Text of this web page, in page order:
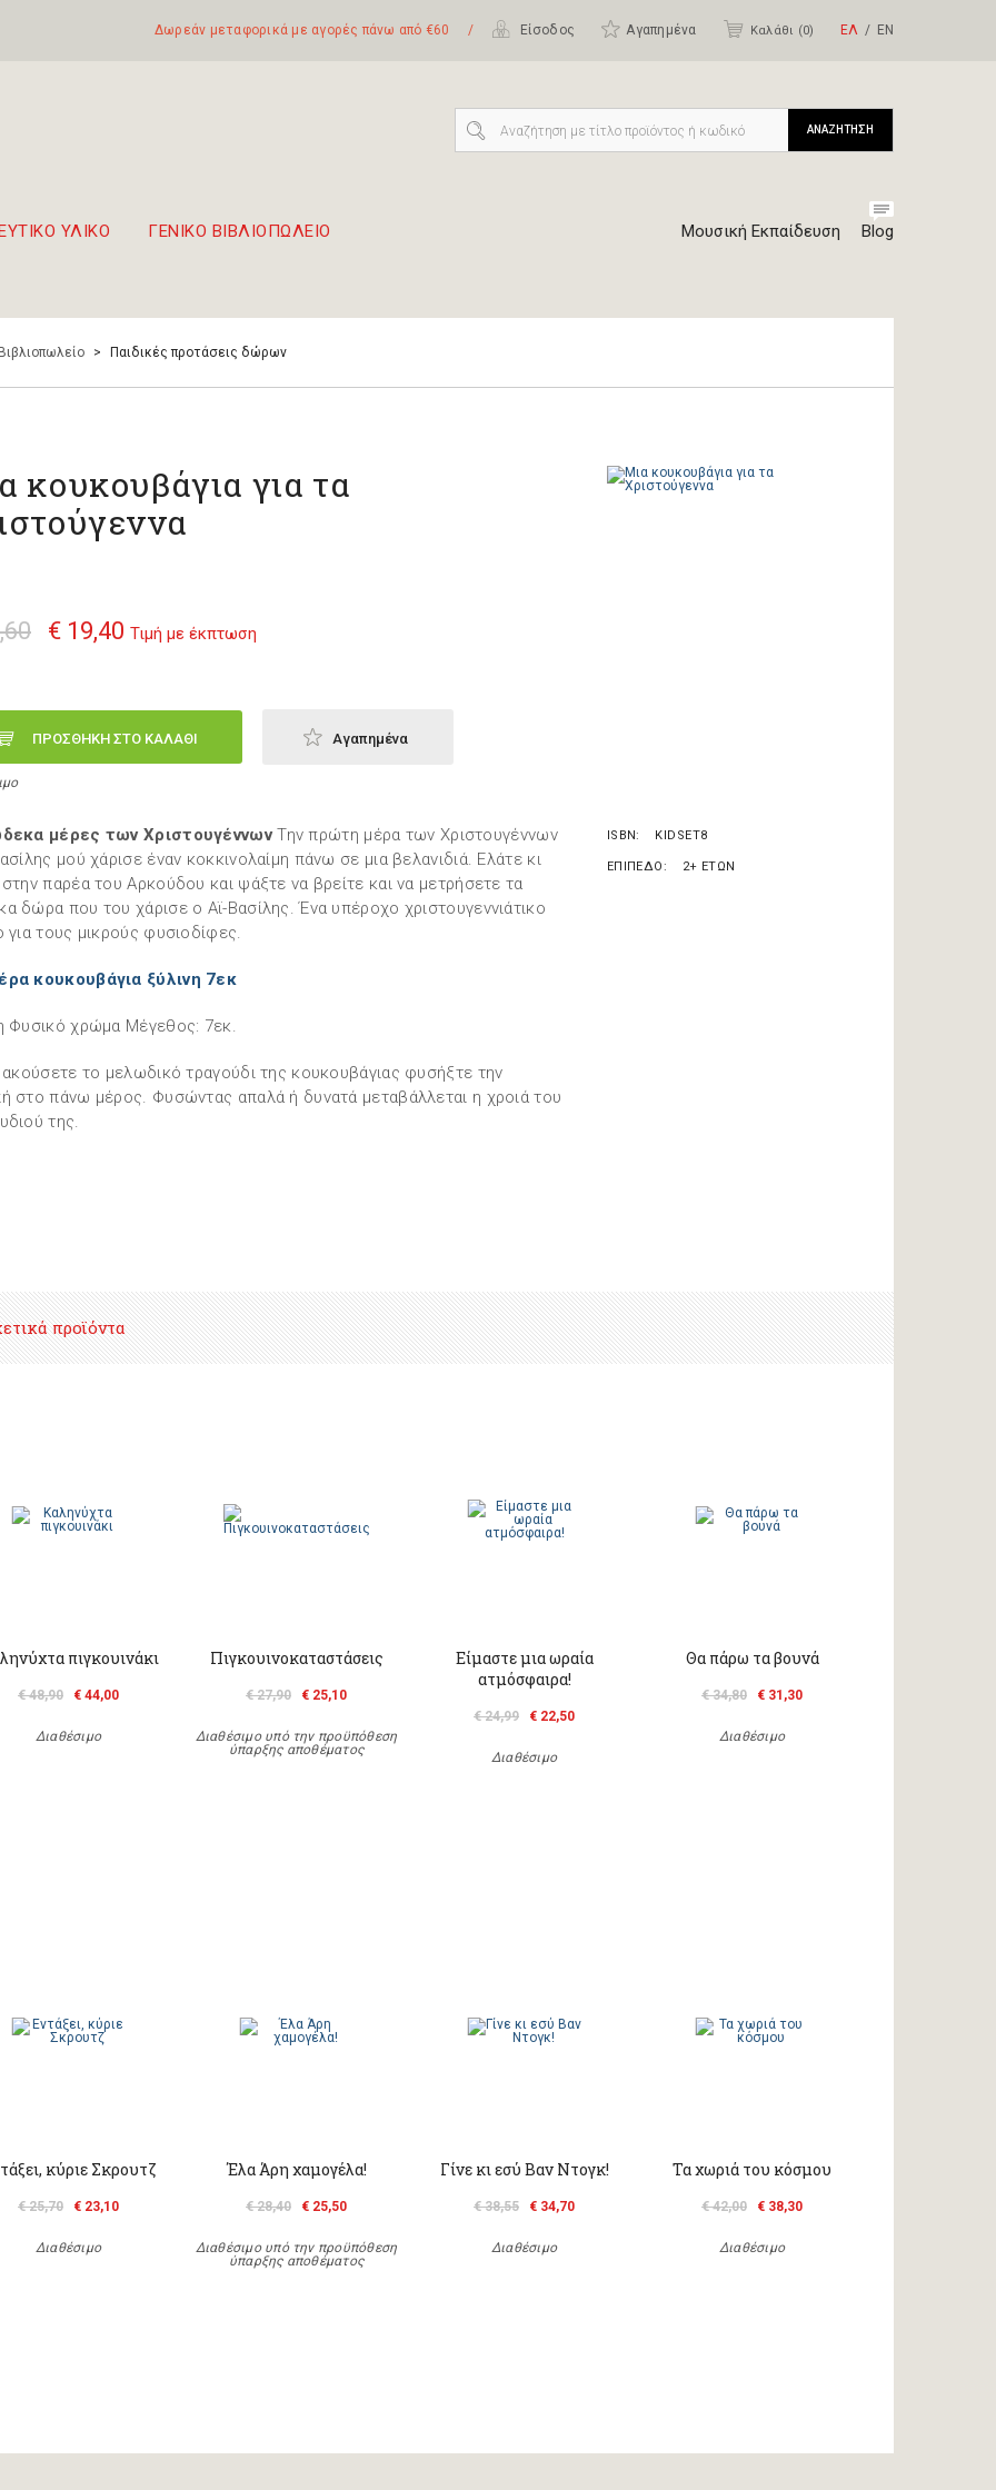
Δωρεάν μεταφορικά με αγορές πάνω από €60 / Είσοδος Αγαπημένα Καλάθι (0) ΕΛ ΕΝ
ΥΛΙΚΟ ΓΕΝΙΚΟ ΒΙΒΛΙΟΠΩΛΕΙΟ Μουσική Εκπαίδευση Blog
ΑΝΑΖΗΤΗΣΗ
> Παιδικές προτάσεις δώρων
κουκουβάγια για τα
€ 19,40 Τιμή με έκπτωση
ΠΡΟΣΘΗΚΗ ΣΤΟ ΚΑΛΑΘΙ Αγαπημένα
μέρες των ΧριστουγέννωνΤην πρώτη μέρα των Χριστουγέννων
μού χάρισε έναν κοκκινολαίμη πάνω σε μια βελανιδιά. Ελάτε κι
παρέα του Αρκούδου και ψάξτε να βρείτε και να μετρήσετε τα
δώρα που του χάρισε ο Αϊ-Βασίλης. Ένα υπέροχο χριστουγεννιάτικο
για τους μικρούς φυσιοδίφες.
κουκουβάγια ξύλινη 7εκ
Φυσικό χρώμα Μέγεθος: 7εκ.
ακούσετε το μελωδικό τραγούδι της κουκουβάγιας φυσήξτε την
στο πάνω μέρος. Φυσώντας απαλά ή δυνατά μεταβάλλεται η χροιά του
της.
ISBN KIDSET8
ΕΠΙΠΕΔΟ 2+ ΕΤΩΝ
προϊόντα
πιγκουινάκι
€ 48,90 € 44,00
Διαθέσιμο
Πιγκουινοκαταστάσεις
€ 27,90 € 25,10
Διαθέσιμο υπό την προϋπόθεση
ύπαρξης αποθέματος
Είμαστε μια ωραία
ατμόσφαιρα!
€ 24,99 € 22,50
Διαθέσιμο
Θα πάρω τα βουνά
€ 34,80 € 31,30
Διαθέσιμο
κύριε Σκρουτζ
€ 25,70 € 23,10
Διαθέσιμο
Έλα Άρη χαμογέλα!
€ 28,40 € 25,50
Διαθέσιμο υπό την προϋπόθεση
ύπαρξης αποθέματος
Γίνε κι εσύ Βαν Ντογκ!
€ 38,55 € 34,70
Διαθέσιμο
Τα χωριά του κόσμου
€ 42,00 € 38,30
Διαθέσιμο